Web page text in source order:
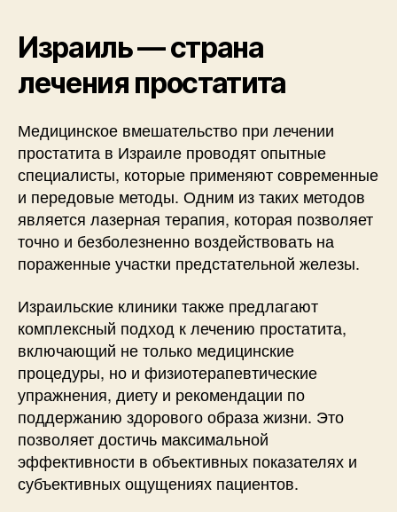
Израиль — страна
лечения простатита
Медицинское вмешательство при лечении
простатита в Израиле проводят опытные
специалисты, которые применяют современные
и передовые методы. Одним из таких методов
является лазерная терапия, которая позволяет
точно и безболезненно воздействовать на
пораженные участки предстательной железы.
Израильские клиники также предлагают
комплексный подход к лечению простатита,
включающий не только медицинские
процедуры, но и физиотерапевтические
упражнения, диету и рекомендации по
поддержанию здорового образа жизни. Это
позволяет достичь максимальной
эффективности в объективных показателях и
субъективных ощущениях пациентов.